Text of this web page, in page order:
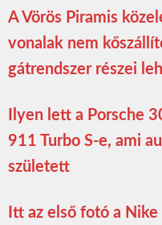
A Vörös Piramis
vonalak nem
gátrendszer részei
Ilyen lett a Porsche
911 Turbo S-e, ami
született
Itt az első fotó a